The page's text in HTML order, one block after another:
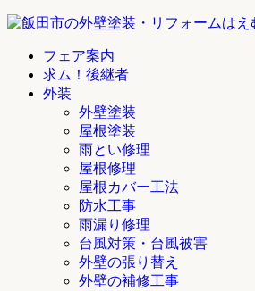
フェア案内
求ム！後継者
外装
外壁塗装
屋根塗装
雨とい修理
屋根修理
屋根カバー工法
防水工事
雨漏り修理
台風対策・台風被害
外壁の張り替え
外壁の補修工事